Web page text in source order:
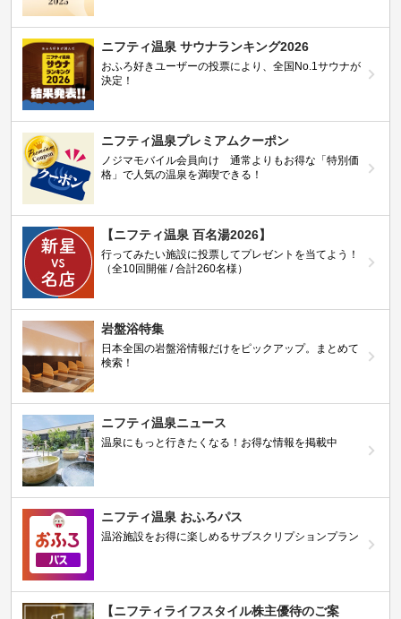
ニフティ温泉 サウナランキング2026
おふろ好きユーザーの投票により、全国No.1サウナが
決定！
ニフティ温泉プレミアムクーポン
ノジマモバイル会員向け 通常よりもお得な「特別価
格」で人気の温泉を満喫できる！
【ニフティ温泉 百名湯2026】
行ってみたい施設に投票してプレゼントを当てよう！
（全10回開催 / 合計260名様）
岩盤浴特集
日本全国の岩盤浴情報だけをピックアップ。まとめて
検索！
ニフティ温泉ニュース
温泉にもっと行きたくなる！お得な情報を掲載中
ニフティ温泉 おふろパス
温浴施設をお得に楽しめるサブスクリプションプラン
【ニフティライフスタイル株主優待のご案